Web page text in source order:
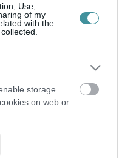
Use,
of my
with the
storage
on web or
to be sent to
purposes.
magához tért és virágba borult
Ahogy beszámoltunk
nyitotta a sort, nem is